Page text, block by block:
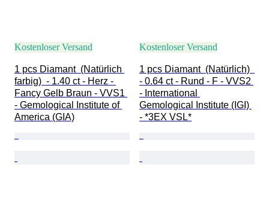
Kostenloser Versand
1 pcs Diamant  (Natürlich
farbig)  - 1.40 ct - Herz -
Fancy Gelb Braun - VVS1
- Gemological Institute of
America (GIA)
Kostenloser Versand
1 pcs Diamant  (Natürlich)
- 0.64 ct - Rund - F - VVS2
- International
Gemological Institute (IGI)
- *3EX VSL*